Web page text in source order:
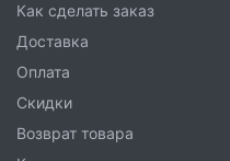
Как сделать заказ
Доставка
Оплата
Скидки
Возврат товара